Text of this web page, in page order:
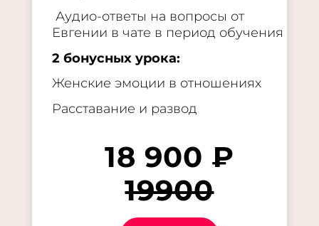
Аудио-ответы на вопросы от
Евгении в чате в период обучения
2 бонусных урока:
Женские эмоции в отношениях
Расставание и развод
18 900 ₽
19900